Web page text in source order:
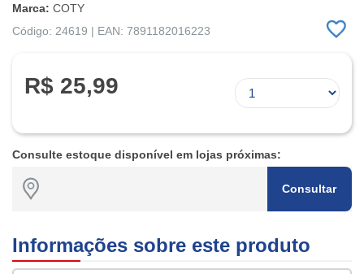
Marca: COTY
Código: 24619 | EAN: 7891182016223
R$ 25,99
Consulte estoque disponível em lojas próximas:
Consultar
Informações sobre este produto